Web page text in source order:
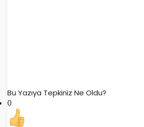
Bu Yazıya Tepkiniz Ne Oldu?
0